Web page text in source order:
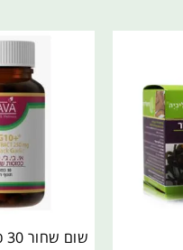
שום שחור 30 כמוסות – נאוה